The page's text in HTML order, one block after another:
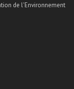
de l'Environnement